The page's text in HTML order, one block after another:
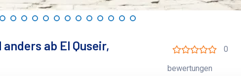
ab El Quseir,
0
bewertungen